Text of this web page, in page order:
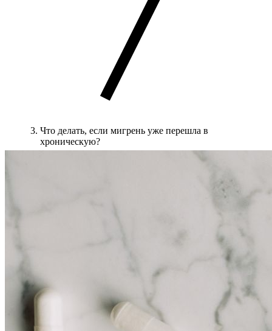
Что делать, если мигрень уже перешла в
хроническую?